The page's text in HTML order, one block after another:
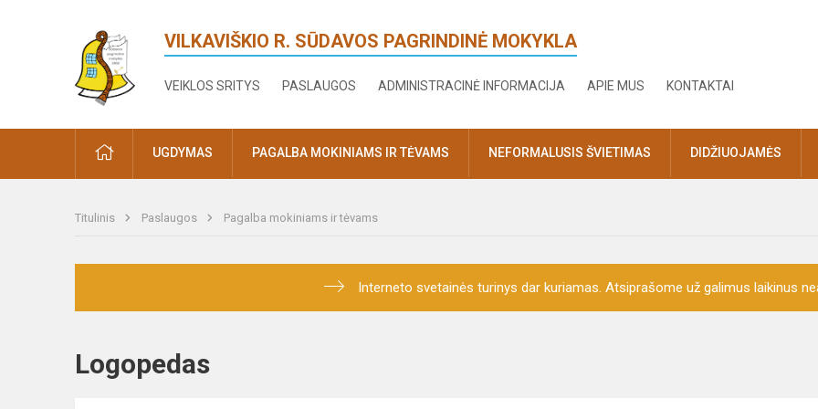
VILKAVIŠKIO R. SŪDAVOS PAGRINDINĖ MOKYKLA
VEIKLOS SRITYS PASLAUGOS ADMINISTRACINĖ INFORMACIJA APIE MUS KONTAKTAI
PRADŽIAUGDYMAS PAGALBA MOKINIAMS IR TĖVAMS NEFORMALUSIS ŠVIETIMAS DIDŽIUOJAMĖS
Titulinis Paslaugos Pagalba mokiniams ir tėvams
Interneto svetainės turinys dar kuriamas. Atsiprašome už galimus laikinus
Logopedas